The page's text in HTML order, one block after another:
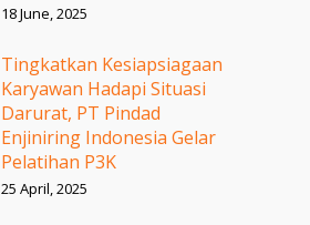
18 June, 2025
Tingkatkan Kesiapsiagaan
Karyawan Hadapi Situasi
Darurat, PT Pindad
Enjiniring Indonesia Gelar
Pelatihan P3K
25 April, 2025